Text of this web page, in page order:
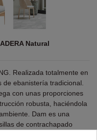
Natural
Realizada totalmente en
ebanistería tradicional.
con unas proporciones
robusta, haciéndola
Dam es una
de contrachapado